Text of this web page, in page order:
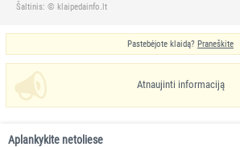
Šaltinis: © klaipedainfo.lt
Pastebėjote klaidą? Praneškite
Atnaujinti informaciją
Aplankykite netoliese